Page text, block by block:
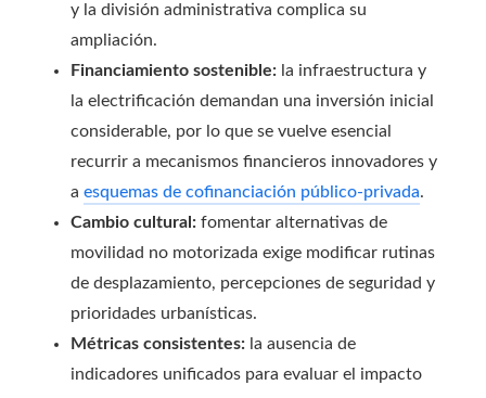
y la división administrativa complica su
ampliación.
Financiamiento sostenible: la infraestructura y
la electrificación demandan una inversión inicial
considerable, por lo que se vuelve esencial
recurrir a mecanismos financieros innovadores y
a esquemas de cofinanciación público-privada.
Cambio cultural: fomentar alternativas de
movilidad no motorizada exige modificar rutinas
de desplazamiento, percepciones de seguridad y
prioridades urbanísticas.
Métricas consistentes: la ausencia de
indicadores unificados para evaluar el impacto